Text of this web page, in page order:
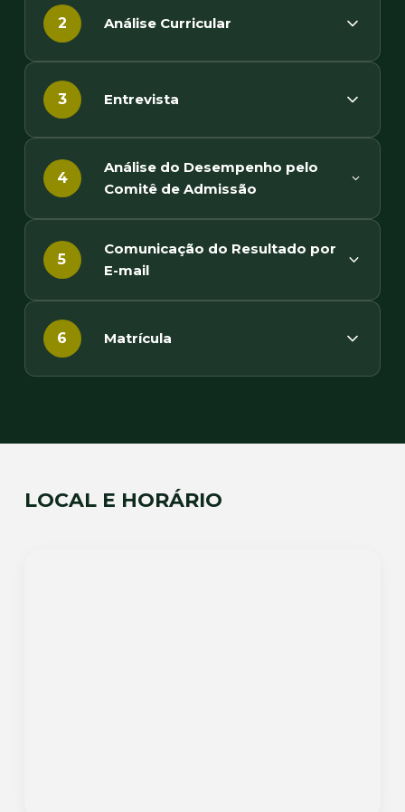
2 Análise Curricular
3 Entrevista
4
Análise do Desempenho pelo
Comitê de Admissão
5
Comunicação do Resultado por
E-mail
6 Matrícula
LOCAL E HORÁRIO